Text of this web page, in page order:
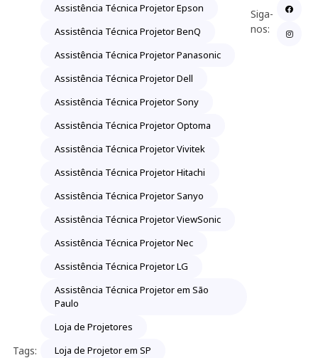
Tags:
Assistência Técnica Projetor Epson
Assistência Técnica Projetor BenQ
Assistência Técnica Projetor Panasonic
Assistência Técnica Projetor Dell
Assistência Técnica Projetor Sony
Assistência Técnica Projetor Optoma
Assistência Técnica Projetor Vivitek
Assistência Técnica Projetor Hitachi
Assistência Técnica Projetor Sanyo
Assistência Técnica Projetor ViewSonic
Assistência Técnica Projetor Nec
Assistência Técnica Projetor LG
Assistência Técnica Projetor em São
Paulo
Loja de Projetores
Loja de Projetor em SP
Siga-
nos: